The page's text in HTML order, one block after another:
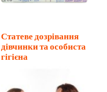
Статеве дозрівання
дівчинки та особиста
гігієна